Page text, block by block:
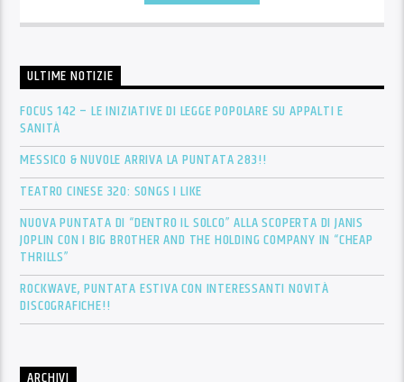
ULTIME NOTIZIE
FOCUS 142 – LE INIZIATIVE DI LEGGE POPOLARE SU APPALTI E
SANITÀ
MESSICO & NUVOLE ARRIVA LA PUNTATA 283!!
TEATRO CINESE 320: SONGS I LIKE
NUOVA PUNTATA DI “DENTRO IL SOLCO” ALLA SCOPERTA DI JANIS
JOPLIN CON I BIG BROTHER AND THE HOLDING COMPANY IN “CHEAP
THRILLS”
ROCKWAVE, PUNTATA ESTIVA CON INTERESSANTI NOVITÀ
DISCOGRAFICHE!!